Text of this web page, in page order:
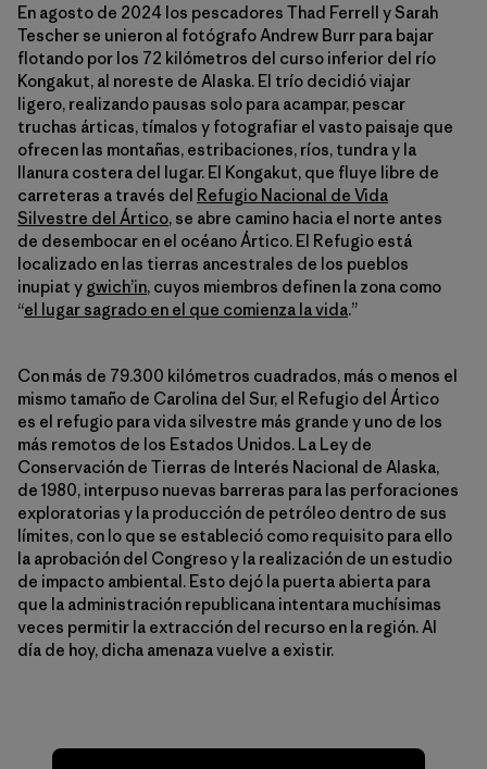
En agosto de 2024 los pescadores Thad Ferrell y Sarah
Tescher se unieron al fotógrafo Andrew Burr para bajar
flotando por los 72 kilómetros del curso inferior del río
Kongakut, al noreste de Alaska. El trío decidió viajar
ligero, realizando pausas solo para acampar, pescar
truchas árticas, tímalos y fotografiar el vasto paisaje que
ofrecen las montañas, estribaciones, ríos, tundra y la
llanura costera del lugar. El Kongakut, que fluye libre de
carreteras a través del Refugio Nacional de Vida
Silvestre del Ártico, se abre camino hacia el norte antes
de desembocar en el océano Ártico. El Refugio está
localizado en las tierras ancestrales de los pueblos
inupiat y gwich’in, cuyos miembros definen la zona como
“el lugar sagrado en el que comienza la vida.”
Con más de 79.300 kilómetros cuadrados, más o menos el
mismo tamaño de Carolina del Sur, el Refugio del Ártico
es el refugio para vida silvestre más grande y uno de los
más remotos de los Estados Unidos. La Ley de
Conservación de Tierras de Interés Nacional de Alaska,
de 1980, interpuso nuevas barreras para las perforaciones
exploratorias y la producción de petróleo dentro de sus
límites, con lo que se estableció como requisito para ello
la aprobación del Congreso y la realización de un estudio
de impacto ambiental. Esto dejó la puerta abierta para
que la administración republicana intentara muchísimas
veces permitir la extracción del recurso en la región. Al
día de hoy, dicha amenaza vuelve a existir.